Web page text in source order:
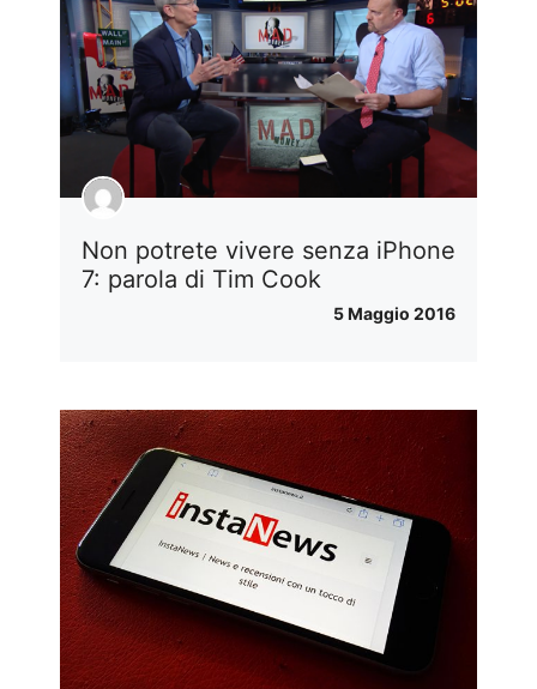
Non potrete vivere senza iPhone
7: parola di Tim Cook
5 Maggio 2016